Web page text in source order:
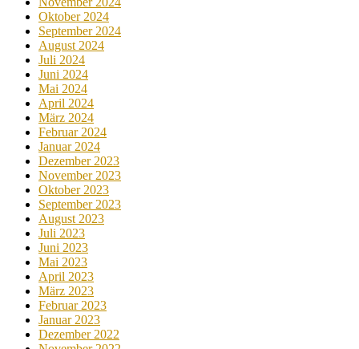
Oktober 2024
September 2024
August 2024
Juli 2024
Juni 2024
Mai 2024
April 2024
März 2024
Februar 2024
Januar 2024
Dezember 2023
November 2023
Oktober 2023
September 2023
August 2023
Juli 2023
Juni 2023
Mai 2023
April 2023
März 2023
Februar 2023
Januar 2023
Dezember 2022